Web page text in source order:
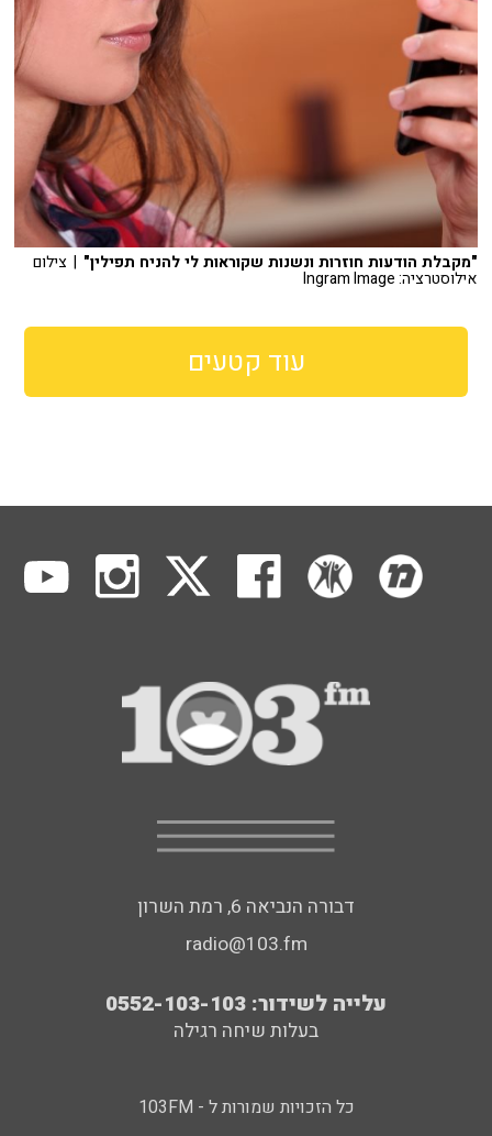
"מקבלת הודעות חוזרות ונשנות שקוראות לי להניח תפילין" | צילום
אילוסטרציה: Ingram Image
עוד קטעים
דבורה הנביאה 6, רמת השרון
radio@103.fm
עלייה לשידור: 0552-103-103
בעלות שיחה רגילה
כל הזכויות שמורות ל - 103FM